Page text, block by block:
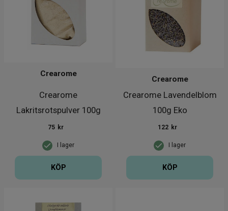
Crearome
Lakritsrotspulver 100g
Crearome
I lager
75 kr
KÖP
Crearome Lavendelblom
100g Eko
Crearome
I lager
122 kr
KÖP